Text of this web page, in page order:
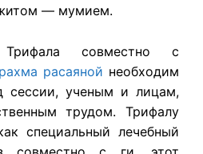
— мумием.
Трифала совместно с
расаяной необходим
сессии, ученым и лицам,
трудом. Трифалу
специальный лечебный